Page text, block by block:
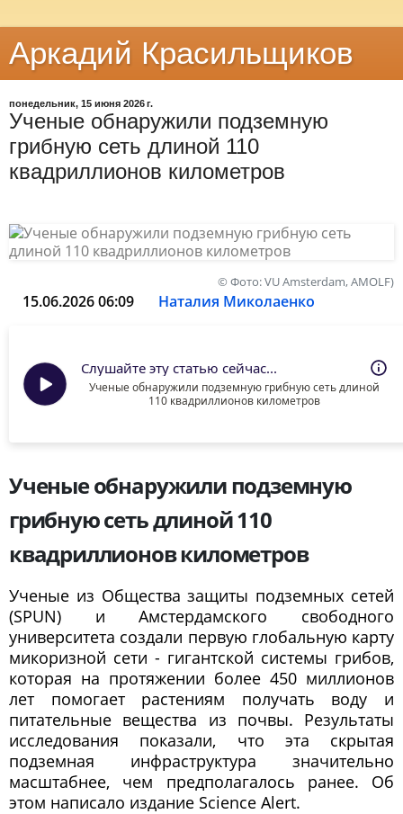
Аркадий Красильщиков
понедельник, 15 июня 2026 г.
Ученые обнаружили подземную
грибную сеть длиной 110
квадриллионов километров
© Фото: VU Amsterdam, AMOLF)
15.06.2026 06:09 Наталия Миколаенко
Слушайте эту статью сейчас...
Ученые обнаружили подземную грибную сеть длиной
110 квадриллионов километров
Ученые обнаружили подземную
грибную сеть длиной 110
квадриллионов километров
Ученые из Общества защиты подземных сетей
(SPUN) и Амстердамского свободного
университета создали первую глобальную карту
микоризной сети - гигантской системы грибов,
которая на протяжении более 450 миллионов
лет помогает растениям получать воду и
питательные вещества из почвы. Результаты
исследования показали, что эта скрытая
подземная инфраструктура значительно
масштабнее, чем предполагалось ранее. Об
этом написало издание Science Alert.